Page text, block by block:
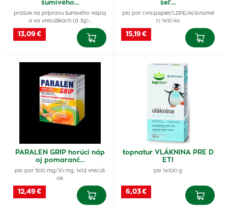
šumivého…
prášok na prípravu šumivého nápoj
a vo vrecúškach (á 3g)…
13,09 €
šeľ…
plo por (vre.papier/LDPE/Al/ionomé
r) 1x10 ks
15,19 €
PARALEN GRIP horúci náp
oj pomaranč…
plo por 500 mg/10 mg, 1x12 vrecúš
ok
12,49 €
topnatur VLÁKNINA PRE D
ETI
plv 1x100 g
6,03 €